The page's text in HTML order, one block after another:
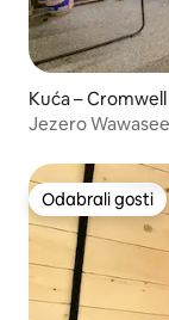
Kuća – Cromwell
Jezero
Odabrali gosti
Odabrali gosti